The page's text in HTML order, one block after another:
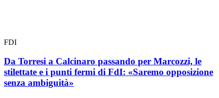
FDI
Da Torresi a Calcinaro passando per Marcozzi, le
stilettate e i punti fermi di FdI: «Saremo opposizione
senza ambiguità»